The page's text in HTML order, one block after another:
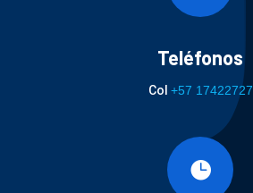
Teléfonos
Col +57 17422727
